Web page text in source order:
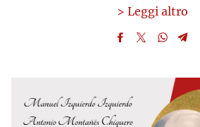
> Leggi altro